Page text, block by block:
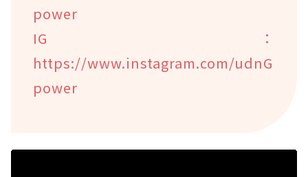
power
IG：
https://www.instagram.com/udnG
power